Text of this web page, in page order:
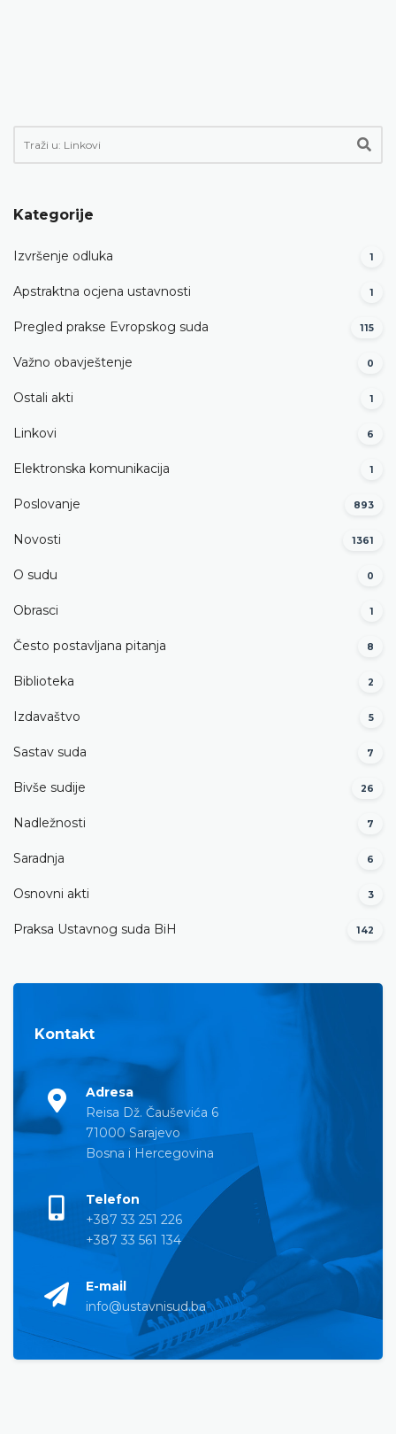
Kategorije
Izvršenje odluka 1
Apstraktna ocjena ustavnosti 1
Pregled prakse Evropskog suda 115
Važno obavještenje 0
Ostali akti 1
Linkovi 6
Elektronska komunikacija 1
Poslovanje 893
Novosti 1361
O sudu 0
Obrasci 1
Često postavljana pitanja 8
Biblioteka 2
Izdavaštvo 5
Sastav suda 7
Bivše sudije 26
Nadležnosti 7
Saradnja 6
Osnovni akti 3
Praksa Ustavnog suda BiH 142
Kontakt
Adresa
Reisa Dž. Čauševića 6
71000 Sarajevo
Bosna i Hercegovina
Telefon
+387 33 251 226
+387 33 561 134
E-mail
info@ustavnisud.ba